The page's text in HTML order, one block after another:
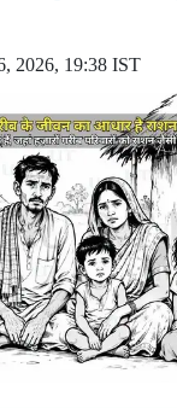
2026, 19:38 IST